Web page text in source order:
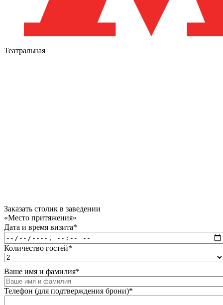
Театральная
Заказать столик в заведении
«Место притяжения»
Дата и время визита*
Количество гостей*
Ваше имя и фамилия*
Телефон (для подтверждения брони)*